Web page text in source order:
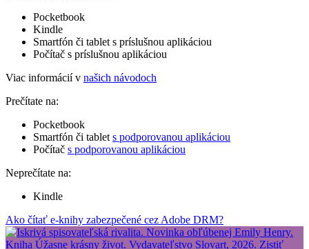
Pocketbook
Kindle
Smartfón či tablet s príslušnou aplikáciou
Počítač s príslušnou aplikáciou
Viac informácií v našich návodoch
Prečítate na:
Pocketbook
Smartfón či tablet s podporovanou aplikáciou
Počítač s podporovanou aplikáciou
Neprečítate na:
Kindle
Ako čítať e-knihy zabezpečené cez Adobe DRM?